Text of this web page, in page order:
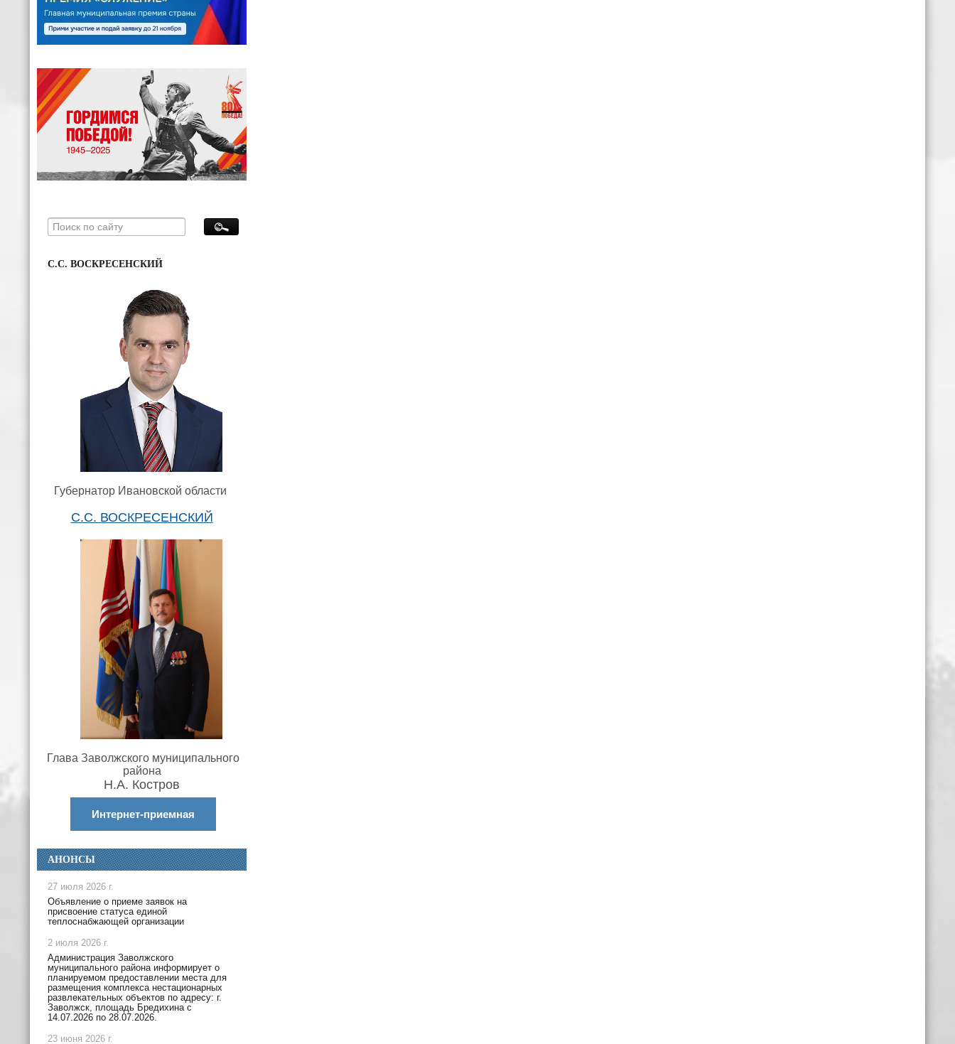
С.С. ВОСКРЕСЕНСКИЙ
Губернатор Ивановской области
С.С. ВОСКРЕСЕНСКИЙ
Глава Заволжского муниципального
района
Н.А. Костров
Интернет-приемная
АНОНСЫ
27 июля 2026 г.
Объявление о приеме заявок на
присвоение статуса единой
теплоснабжающей организации
2 июля 2026 г.
Администрация Заволжского
муниципального района информирует о
планируемом предоставлении места для
размещения комплекса нестационарных
развлекательных объектов по адресу: г.
Заволжск, площадь Бредихина с
14.07.2026 по 28.07.2026.
23 июня 2026 г.